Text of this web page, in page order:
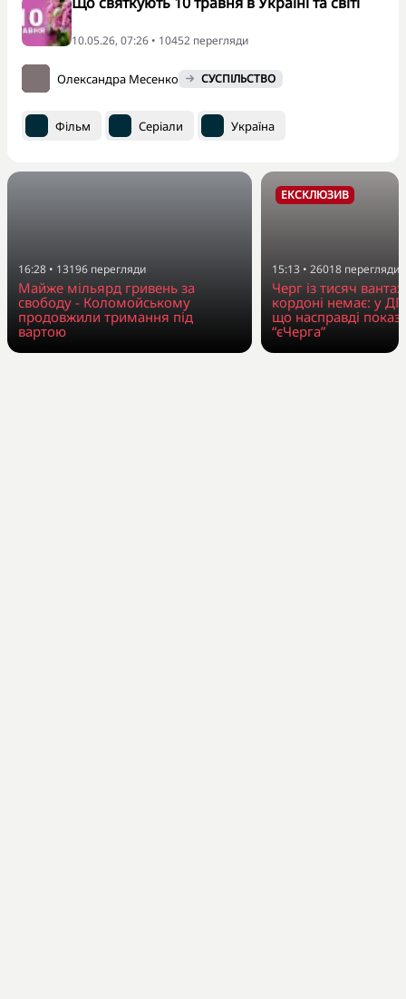
10.05.26, 07:26 • 10452 перегляди
Олександра Месенко СУСПІЛЬСТВО
Фільм Серіали Україна
16:28 • 13196 перегляди
Майже мільярд гривень за
свободу - Коломойському
продовжили тримання під
вартою
ЕКСКЛЮЗИВ
15:13 • 26018 перегляди
Черг із тисяч
кордоні немає: у
що насправді
“єЧерга”